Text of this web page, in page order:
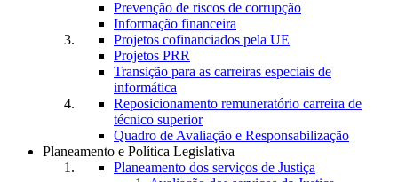
Prevenção de riscos de corrupção
Informação financeira
Projetos cofinanciados pela UE
Projetos PRR
Transição para as carreiras especiais de
informática
Reposicionamento remuneratório carreira de
técnico superior
Quadro de Avaliação e Responsabilização
Planeamento e Política Legislativa
Planeamento dos serviços de Justiça